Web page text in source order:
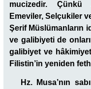
mucizedir. Çünkü
Emeviler, Selçukiler
Şerif Müslümanların
ve galibiyeti de
galibiyet ve
Filistin’in yeniden
Hz. Musa’nın